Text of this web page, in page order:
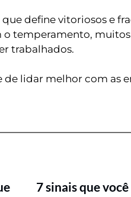
define vitoriosos e
temperamento,
trabalhados.
de lidar melhor com as
7 sinais que